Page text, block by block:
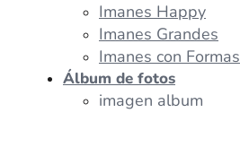
Imanes Happy
Imanes Grandes
Imanes con Formas
Álbum de fotos
imagen album